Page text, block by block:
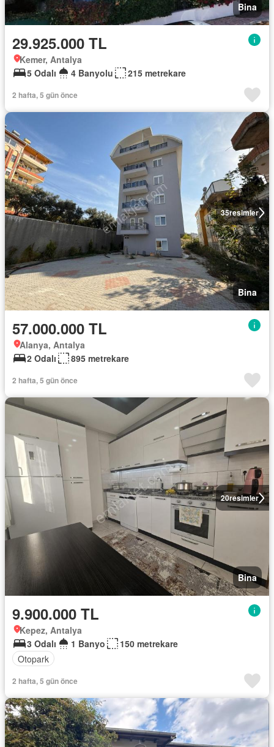
Bina
29.925.000 TL
Kemer, Antalya
5 Odalı
4 Banyolu 215 metrekare
2 hafta, 5 gün önce
35resimler
Bina
57.000.000 TL
Alanya, Antalya
2 Odalı
895 metrekare
2 hafta, 5 gün önce
20resimler
Bina
9.900.000 TL
Kepez, Antalya
3 Odalı
1 Banyo
150 metrekare
Otopark
2 hafta, 5 gün önce